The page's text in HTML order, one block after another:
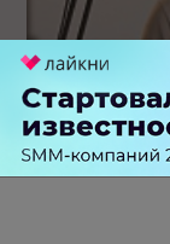
Российский
стагнации